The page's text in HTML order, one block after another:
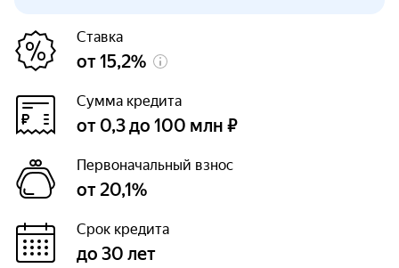
Ставка
от 15,2%
Сумма кредита
от 0,3 до 100 млн ₽
Первоначальный взнос
от 20,1%
Срок кредита
до 30 лет